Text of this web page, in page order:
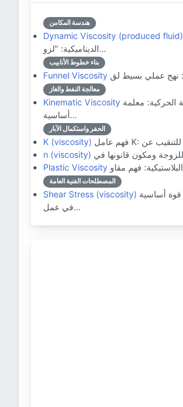
هندسة المكامن
Dynamic Viscosity (produced fluid)
الديناميكية: "لزو…
بناء خطوط الأنابيب
Funnel Viscosity
معالجة النفط والغاز
Kinematic Viscosity
أساسية…
الحفر واستكمال الآبار
K (viscosity)
n (viscosity)
Plastic Viscosity
المصطلحات الفنية العامة
Shear Stress (viscosity)
في عمل…